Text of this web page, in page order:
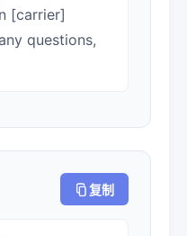
[carrier]
questions,
复制